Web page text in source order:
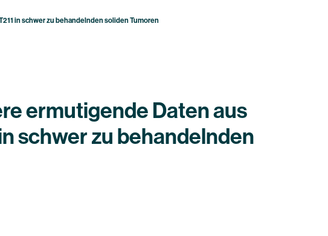
in schwer zu behandelnden soliden Tumoren
ermutigende Daten aus
schwer zu behandelnden